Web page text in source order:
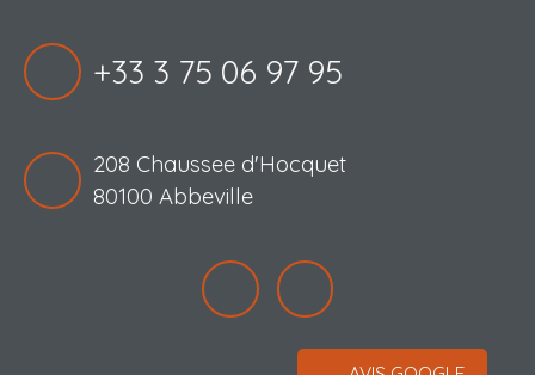
+33 3 75 06 97 95
208 Chaussee d'Hocquet
80100 Abbeville